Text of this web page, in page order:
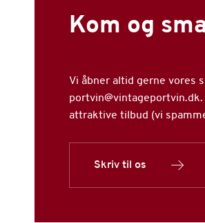
Kom og
Vi åbner altid gerne vores
attraktive tilbud (vi
Skriv til os